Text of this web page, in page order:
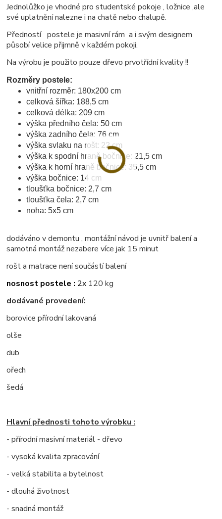
Jednolůžko je vhodné pro studentské pokoje , ložnice ,ale
své uplatnění nalezne i na chatě nebo chalupě.
Předností postele je masivní rám a i svým designem
působí velice přijmně v každém pokoji.
Na výrobu je použito pouze dřevo prvotřídní kvality !!
Rozměry postele:
vnitřní rozměr: 180x200 cm
celková šířka: 188,5 cm
celková délka: 209 cm
výška předního čela: 50 cm
výška zadního čela: 76 cm
výška svlaku na rošt: 22 cm
výška k spodní hraně bočnice: 21,5 cm
výška k horní hraně bočnice: 35,5 cm
výška bočnice: 14 cm
tloušťka bočnice: 2,7 cm
tloušťka čela: 2,7 cm
noha: 5x5 cm
dodáváno v demontu , montážní návod je uvnitř balení a
samotná montáž nezabere více jak 15 minut
rošt a matrace není součástí balení
nosnost postele : 2x 120 kg
dodávané provedení:
borovice přírodní lakovaná
olše
dub
ořech
šedá
Hlavní přednosti tohoto výrobku :
- přírodní masivní materiál - dřevo
- vysoká kvalita zpracování
- velká stabilita a bytelnost
- dlouhá životnost
- snadná montáž